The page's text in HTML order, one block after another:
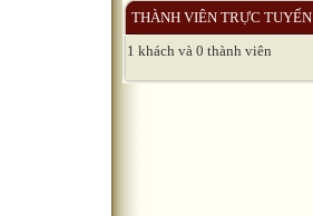
THÀNH VIÊN TRỰC TUYẾN
1 khách và 0 thành viên